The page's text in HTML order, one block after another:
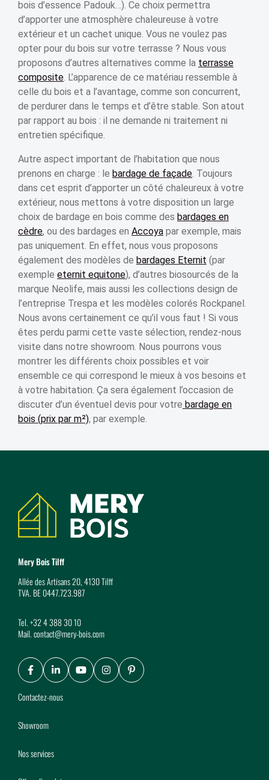
bois d’essence Padouk…). Ce choix permettra
d’apporter une atmosphère chaleureuse à votre
extérieur et un cachet unique. Vous ne voulez pas
opter pour du bois sur votre terrasse ? Nous vous
proposons d’autres alternatives comme la terrasse
composite. L’apparence de ce matériau ressemble à
celle du bois et a l’avantage, comme son concurrent,
de perdurer dans le temps et d’être stable. Son atout
par rapport au bois : il ne demande ni traitement ni
entretien spécifique.
Autre aspect important de l’habitation que nous
prenons en charge : le bardage de façade. Toujours
dans cet esprit d’apporter un côté chaleureux à votre
extérieur, nous mettons à votre disposition un large
choix de bardage en bois comme des bardages en
cèdre, ou des bardages en Accoya par exemple, mais
pas uniquement. En effet, nous vous proposons
également des modèles de bardages Eternit (par
exemple eternit equitone), d’autres biosourcés de la
marque Neolife, mais aussi les collections design de
l’entreprise Trespa et les modèles colorés Rockpanel.
Nous avons certainement ce qu’il vous faut ! Si vous
êtes perdu parmi cette vaste sélection, rendez-nous
visite dans notre showroom. Nous pourrons vous
montrer les différents choix possibles et voir
ensemble ce qui correspond le mieux à vos besoins et
à votre habitation. Ça sera également l’occasion de
discuter d’un éventuel devis pour votre bardage en
bois (prix par m²), par exemple.
Coordonnées
Mery Bois Tilff
Allée des Artisans 20, 4130 Tilff
TVA. BE 0447.723.987
Tel.+32 4 388 30 10
Mail.contact@mery-bois.com
Facebook
LinkedIn
YoutubeInstagram
Pinterest
Contactez-nous
Showroom
Nos services